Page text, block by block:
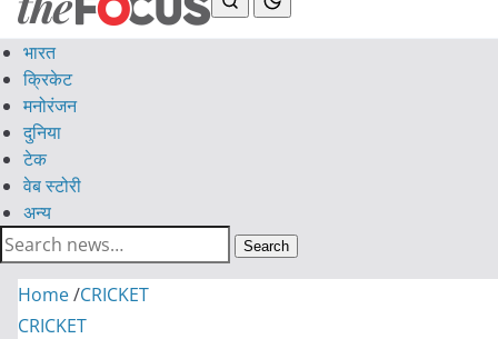
भारत
क्रिकेट
मनोरंजन
दुनिया
टेक
वेब स्टोरी
अन्य
Search
Home/CRICKET
CRICKET